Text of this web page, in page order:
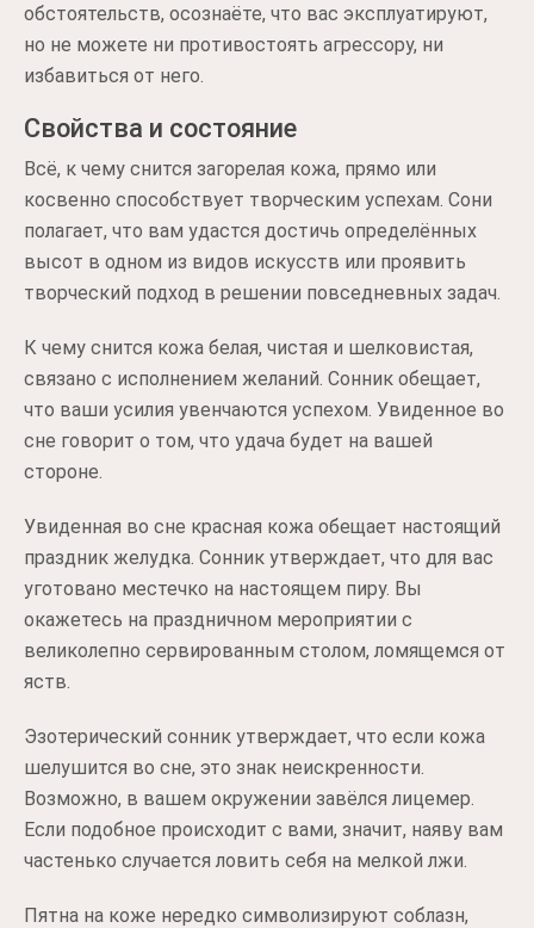
обстоятельств, осознаёте, что вас эксплуатируют,
но не можете ни противостоять агрессору, ни
избавиться от него.
Свойства и состояние
Всё, к чему снится загорелая кожа, прямо или
косвенно способствует творческим успехам. Сони
полагает, что вам удастся достичь определённых
высот в одном из видов искусств или проявить
творческий подход в решении повседневных задач.
К чему снится кожа белая, чистая и шелковистая,
связано с исполнением желаний. Сонник обещает,
что ваши усилия увенчаются успехом. Увиденное во
сне говорит о том, что удача будет на вашей
стороне.
Увиденная во сне красная кожа обещает настоящий
праздник желудка. Сонник утверждает, что для вас
уготовано местечко на настоящем пиру. Вы
окажетесь на праздничном мероприятии с
великолепно сервированным столом, ломящемся от
яств.
Эзотерический сонник утверждает, что если кожа
шелушится во сне, это знак неискренности.
Возможно, в вашем окружении завёлся лицемер.
Если подобное происходит с вами, значит, наяву вам
частенько случается ловить себя на мелкой лжи.
Пятна на коже нередко символизируют соблазн,